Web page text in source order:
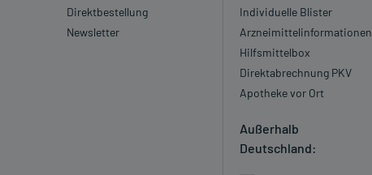
Direktbestellung
Newsletter
Individuelle Blister
Arzneimittelinformationen
Hilfsmittelbox
Direktabrechnung PKV
Apotheke vor Ort
Außerhalb
Deutschland: